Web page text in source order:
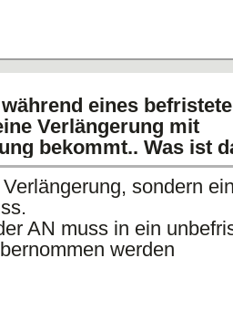
eines
Verlängerung mit
bekommt.. Was ist
Verlängerung, sondern
AN muss in ein
werden